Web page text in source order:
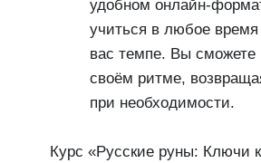
удобном онлайн-
учиться в любое
вас темпе. Вы сможете
своём ритме,
при необходимости.
Курс «Русские руны: Ключи